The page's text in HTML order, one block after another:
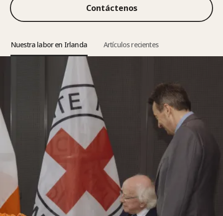
Contáctenos
Nuestra labor en Irlanda Artículos recientes